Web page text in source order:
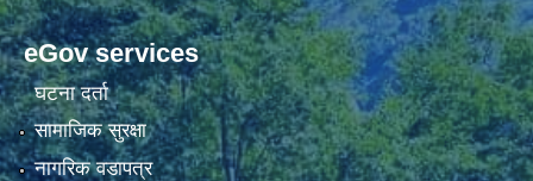
eGov services
घटना दर्ता
सामाजिक सुरक्षा
नागरिक वडापत्र